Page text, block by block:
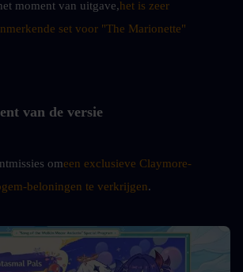
moment van uitgave,het is zeer
set voor "The Marionette"
van de versie
omeen exclusieve Claymore-
beloningen te verkrijgen.